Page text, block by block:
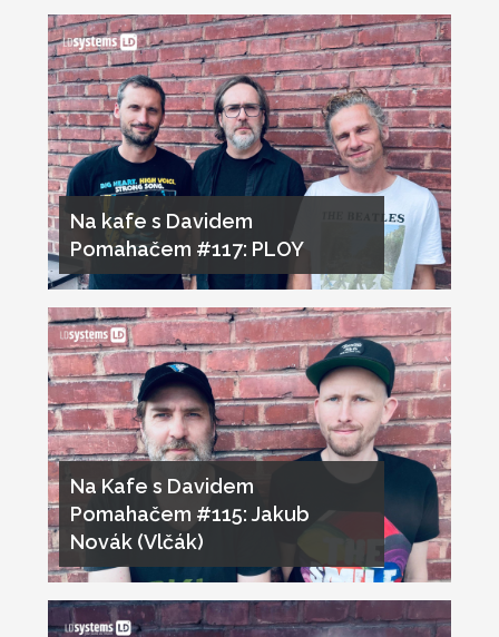
Na kafe s Davidem
Pomahačem #117: PLOY
Na Kafe s Davidem
Pomahačem #115: Jakub
Novák (Vlčák)